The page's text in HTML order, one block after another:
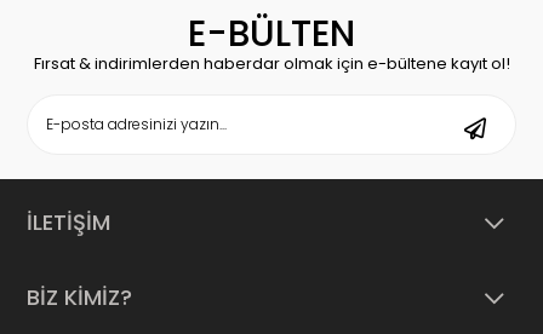
E-BÜLTEN
Fırsat & indirimlerden haberdar olmak için e-bültene kayıt ol!
İLETİŞİM
BİZ KİMİZ?